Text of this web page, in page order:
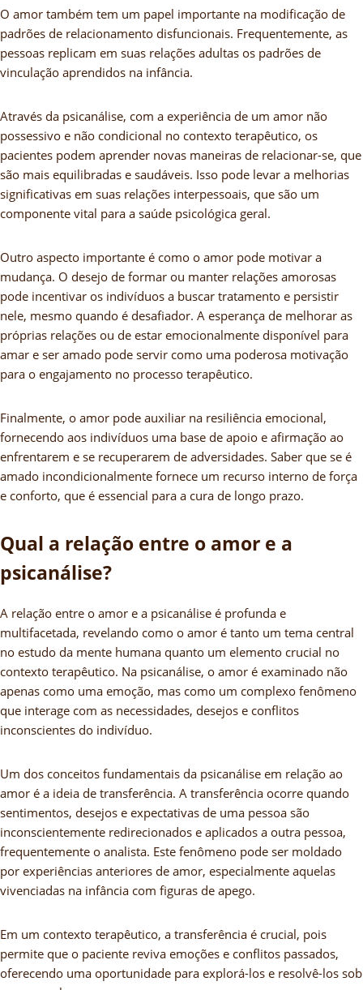
O amor também tem um papel importante na modificação de
padrões de relacionamento disfuncionais. Frequentemente, as
pessoas replicam em suas relações adultas os padrões de
vinculação aprendidos na infância.
Através da psicanálise, com a experiência de um amor não
possessivo e não condicional no contexto terapêutico, os
pacientes podem aprender novas maneiras de relacionar-se, que
são mais equilibradas e saudáveis. Isso pode levar a melhorias
significativas em suas relações interpessoais, que são um
componente vital para a saúde psicológica geral.
Outro aspecto importante é como o amor pode motivar a
mudança. O desejo de formar ou manter relações amorosas
pode incentivar os indivíduos a buscar tratamento e persistir
nele, mesmo quando é desafiador. A esperança de melhorar as
próprias relações ou de estar emocionalmente disponível para
amar e ser amado pode servir como uma poderosa motivação
para o engajamento no processo terapêutico.
Finalmente, o amor pode auxiliar na resiliência emocional,
fornecendo aos indivíduos uma base de apoio e afirmação ao
enfrentarem e se recuperarem de adversidades. Saber que se é
amado incondicionalmente fornece um recurso interno de força
e conforto, que é essencial para a cura de longo prazo.
Qual a relação entre o amor e a
psicanálise?
A relação entre o amor e a psicanálise é profunda e
multifacetada, revelando como o amor é tanto um tema central
no estudo da mente humana quanto um elemento crucial no
contexto terapêutico. Na psicanálise, o amor é examinado não
apenas como uma emoção, mas como um complexo fenômeno
que interage com as necessidades, desejos e conflitos
inconscientes do indivíduo.
Um dos conceitos fundamentais da psicanálise em relação ao
amor é a ideia de transferência. A transferência ocorre quando
sentimentos, desejos e expectativas de uma pessoa são
inconscientemente redirecionados e aplicados a outra pessoa,
frequentemente o analista. Este fenômeno pode ser moldado
por experiências anteriores de amor, especialmente aquelas
vivenciadas na infância com figuras de apego.
Em um contexto terapêutico, a transferência é crucial, pois
permite que o paciente reviva emoções e conflitos passados,
oferecendo uma oportunidade para explorá-los e resolvê-los sob